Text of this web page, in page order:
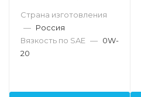
Страна изготовления
— Россия
Вязкость по SAE — 0W-
20